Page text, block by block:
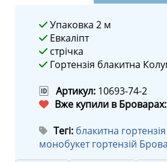
Упаковка 2 м
Евкаліпт
стрічка
Гортензія блакитна
🆔 Артикул: 10693-74-2
Вже купили в Броварах:
Тегі: блакитна
монобукет гортензій